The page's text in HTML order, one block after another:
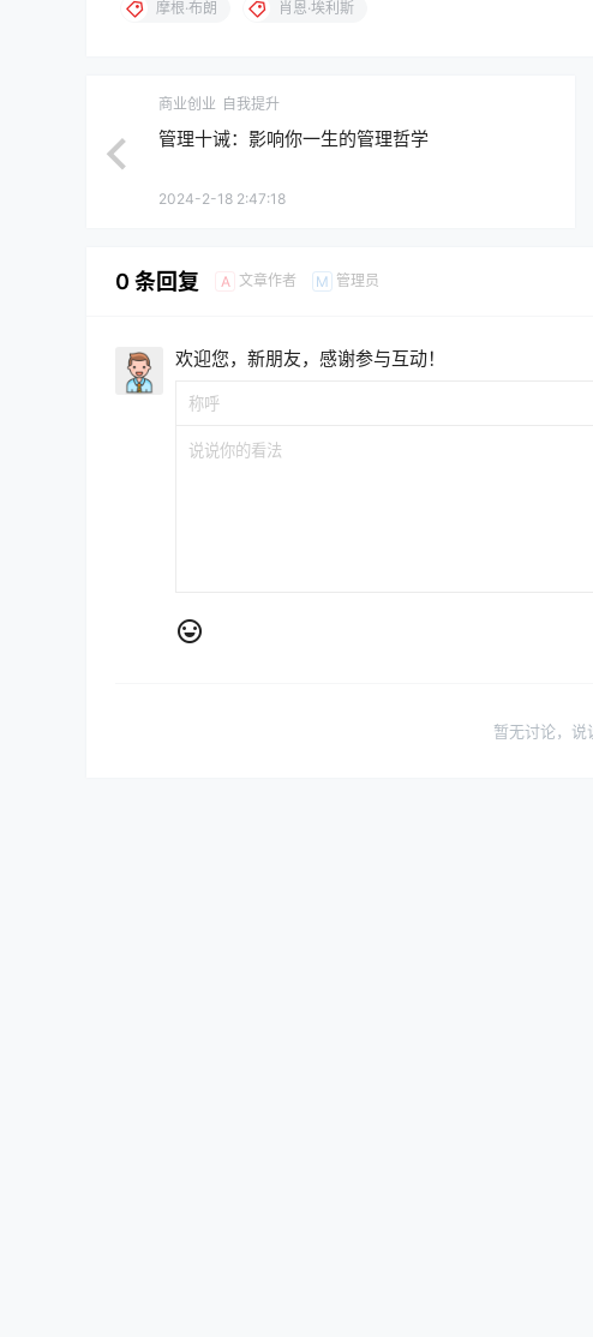
摩根·布朗 肖恩·埃利斯
商业创业 自我提升
管理十诫：影响你一生的管理哲学
2024-2-18 2:47:18
0 条回复 A 文章作者 M 管理员
欢迎您，新朋友，感谢参与互动！
暂无讨论，说